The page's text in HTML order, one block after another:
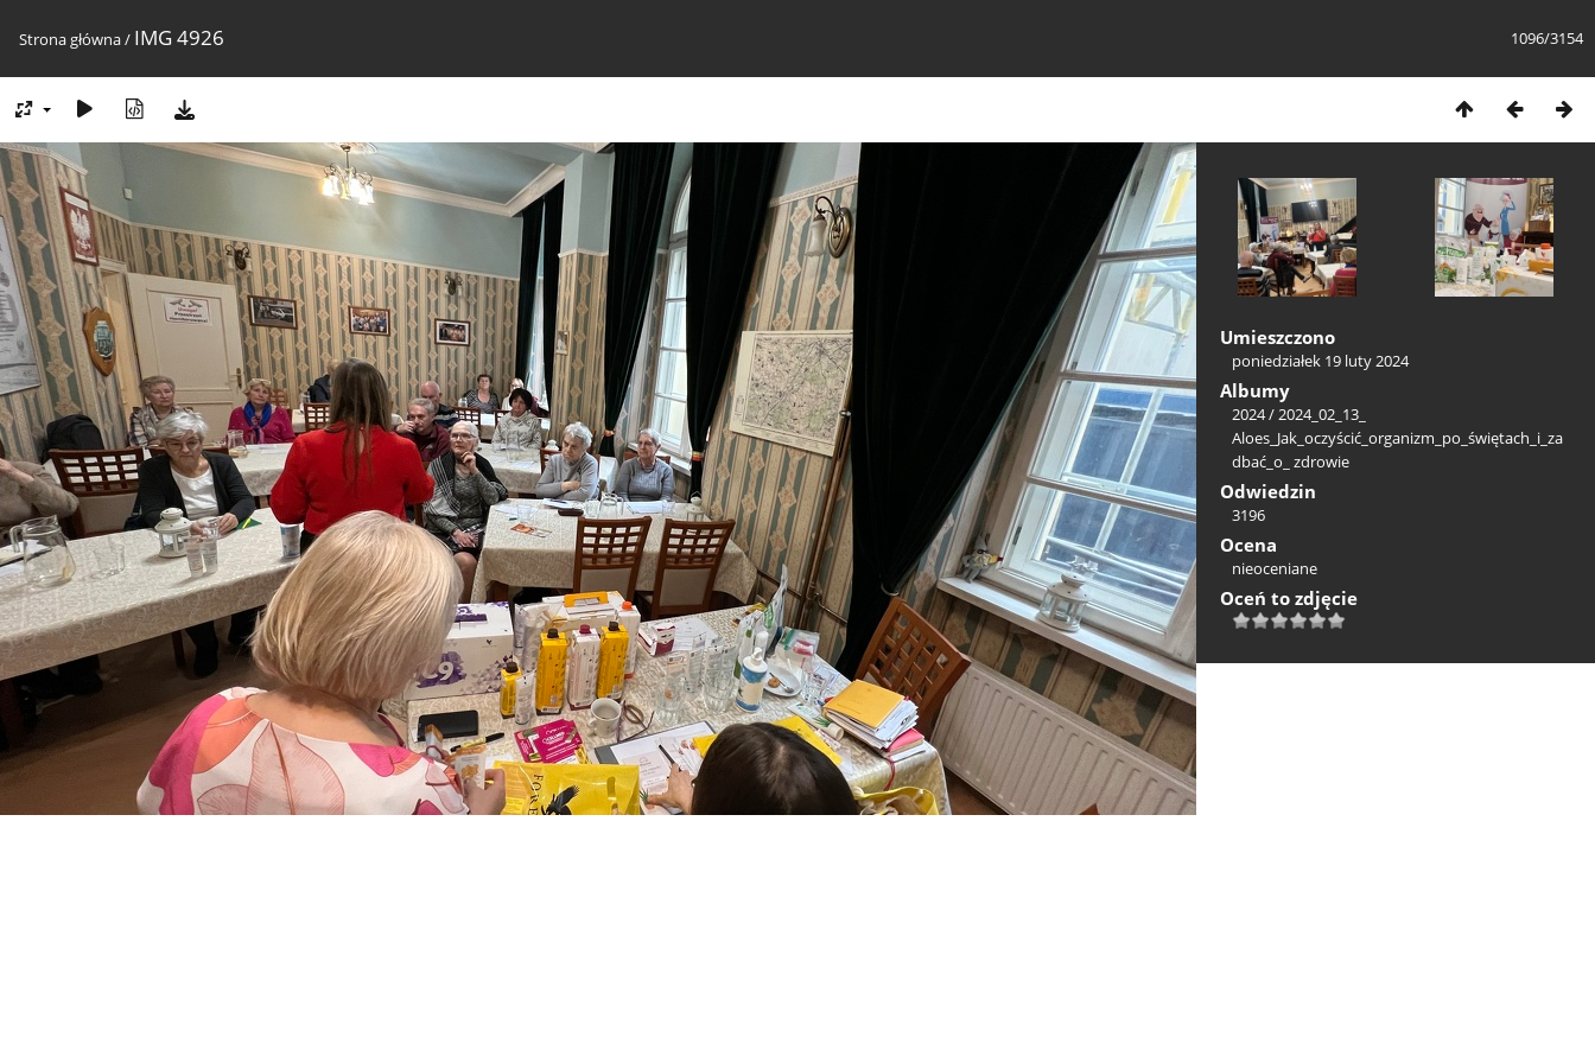
1096/3154
Strona główna/ IMG 4926
Umieszczono
poniedziałek 19 luty 2024
Albumy
2024/2024_02_13_
Aloes_Jak_oczyścić_organizm_po_świętach_i_za
dbać_o_ zdrowie
Odwiedzin
3196
Ocena
nieoceniane
Oceń to zdjęcie